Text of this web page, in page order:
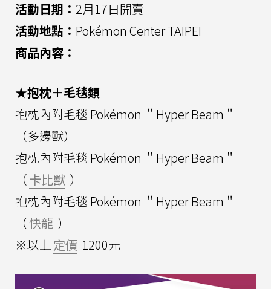
活動日期： 2月17日開賣
活動地點： Pokémon Center TAIPEI
商品內容：
★抱枕＋毛毯類
抱枕內附毛毯 Pokémon ＂Hyper Beam＂
（多邊獸）
抱枕內附毛毯 Pokémon ＂Hyper Beam＂
（卡比獸 ）
抱枕內附毛毯 Pokémon ＂Hyper Beam＂
（快龍 ）
※以上定價 1200元